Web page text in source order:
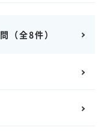
（全8件）